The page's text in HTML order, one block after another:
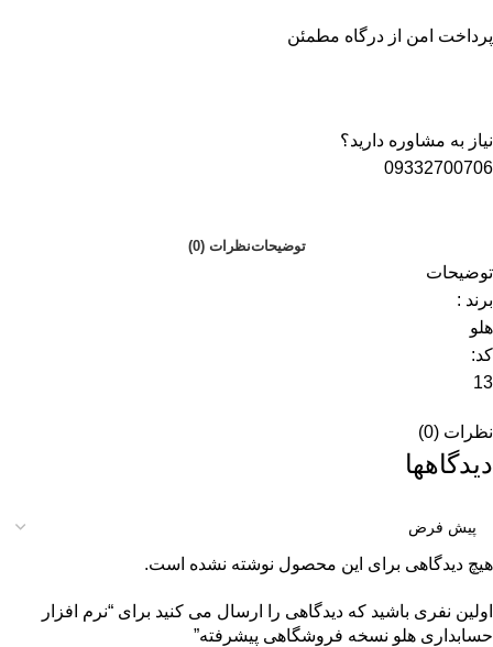
پرداخت امن از درگاه مطمئن
نیاز به مشاوره دارید؟
09332700706
توضیحاتنظرات (0)
توضیحات
برند :
هلو
کد:
13
نظرات (0)
دیدگاهها
هیچ دیدگاهی برای این محصول نوشته نشده است.
اولین نفری باشید که دیدگاهی را ارسال می کنید برای “نرم افزار
حسابداری هلو نسخه فروشگاهی پیشرفته”